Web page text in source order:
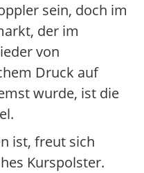
sein, doch im
der im
von
Druck auf
wurde, ist die
ist, freut sich
Kurspolster.